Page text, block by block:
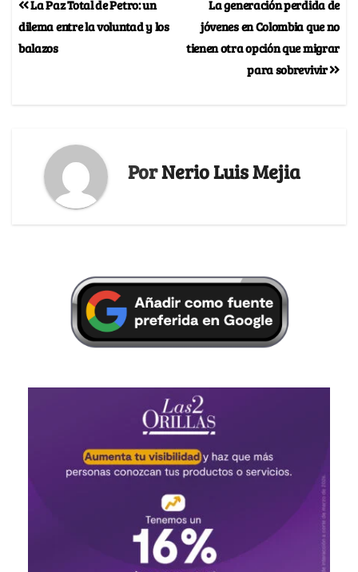
La generación perdida de
jóvenes en Colombia que no
tienen otra opción que migrar
para sobrevivir
La Paz Total de Petro: un
dilema entre la voluntad y los
balazos
PorNerio Luis Mejia